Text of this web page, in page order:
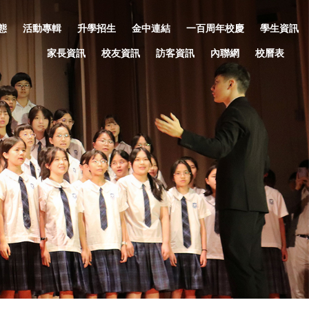
活動專輯 升學招生 金中連結 一百周年校慶
學生資訊
家長資訊
校友資訊 訪客資訊 內聯網 校曆表